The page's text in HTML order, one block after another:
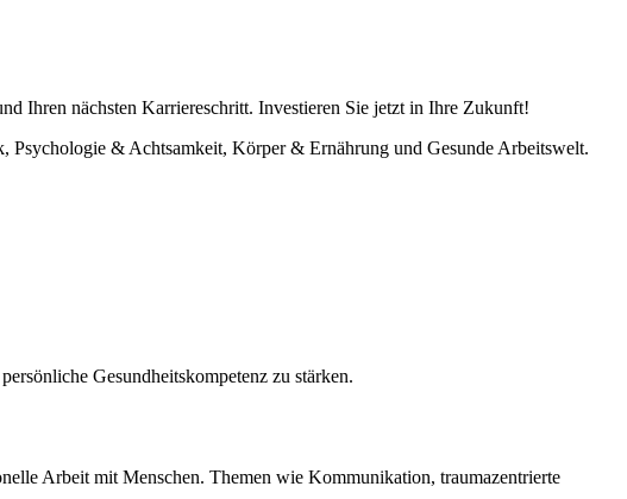
Ihren nächsten Karriereschritt. Investieren Sie jetzt in Ihre Zukunft!
& Achtsamkeit, Körper & Ernährung und Gesunde Arbeitswelt.
Gesundheitskompetenz zu stärken.
Arbeit mit Menschen. Themen wie Kommunikation, traumazentrierte